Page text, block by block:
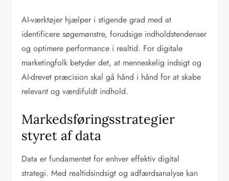
AI-værktøjer hjælper i stigende grad med at
identificere søgemønstre, forudsige indholdstendenser
og optimere performance i realtid. For digitale
marketingfolk betyder det, at menneskelig indsigt og
AI-drevet præcision skal gå hånd i hånd for at skabe
relevant og værdifuldt indhold.
Markedsføringsstrategier
styret af data
Data er fundamentet for enhver effektiv digital
strategi. Med realtidsindsigt og adfærdsanalyse kan